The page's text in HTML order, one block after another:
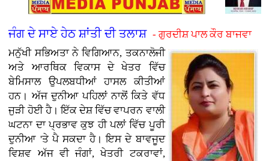
ਜੰਗ ਦੇ ਸਾਏ ਹੇਠ ਸ਼ਾਂਤੀ ਦੀ ਤਲਾਸ਼- ਗੁਰਦੀਸ਼ ਪਾਲ ਕੌਰ ਬਾਜਵਾ
ਮਨੁੱਖੀ ਸਭਿਅਤਾ ਨੇ ਵਿਗਿਆਨ, ਤਕਨਾਲੋਜੀ
ਅਤੇ ਆਰਥਿਕ ਵਿਕਾਸ ਦੇ ਖੇਤਰ ਵਿੱਚ
ਬੇਮਿਸਾਲ ਉਪਲਬਧੀਆਂ ਹਾਸਲ ਕੀਤੀਆਂ
ਹਨ। ਅੱਜ ਦੁਨੀਆ ਪਹਿਲਾਂ ਨਾਲੋਂ ਕਿਤੇ ਵੱਧ
ਜੁੜੀ ਹੋਈ ਹੈ। ਇੱਕ ਦੇਸ਼ ਵਿੱਚ ਵਾਪਰਨ ਵਾਲੀ
ਘਟਨਾ ਦਾ ਪ੍ਰਭਾਵ ਕੁਝ ਹੀ ਪਲਾਂ ਵਿੱਚ ਪੂਰੀ
ਦੁਨੀਆ 'ਤੇ ਪੈ ਸਕਦਾ ਹੈ। ਇਸ ਦੇ ਬਾਵਜੂਦ
ਵਿਸ਼ਵ ਅੱਜ ਵੀ ਜੰਗਾਂ, ਖੇਤਰੀ ਟਕਰਾਵਾਂ,